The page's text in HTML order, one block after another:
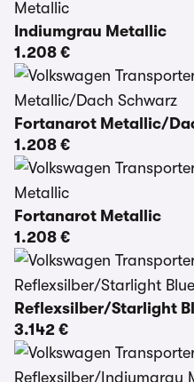
Indiumgrau Metallic
1.208 €
Fortanarot Metallic/
1.208 €
Fortanarot Metallic
1.208 €
Reflexsilber/Starlight
3.142 €